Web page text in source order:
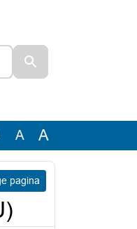
A A
pagina